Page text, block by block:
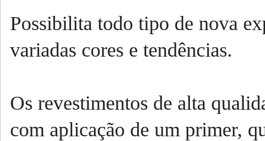
Possibilita todo tipo de nova
variadas cores e tendências.
Os revestimentos de alta
com aplicação de um primer,